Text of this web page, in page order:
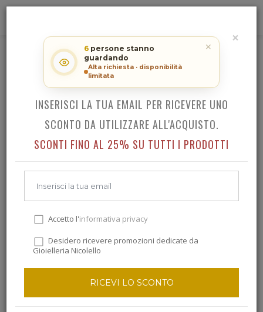
LOCMAN AMO LADY
6 persone stanno
guardando
Alta richiesta · disponibilità
limitata
✕
×
RICEVI LO SCONTO SUL TUO
ACQUISTO!
INSERISCI LA TUA EMAIL PER RICEVERE UNO
SCONTO DA UTILIZZARE ALL'ACQUISTO.
SCONTI FINO AL 25% SU TUTTI I PRODOTTI
Accetto l'informativa privacy
Desidero ricevere promozioni dedicate da
Gioielleria Nicolello
RICEVI LO SCONTO